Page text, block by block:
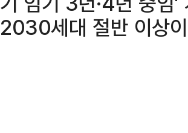
2030세대 절반 이상